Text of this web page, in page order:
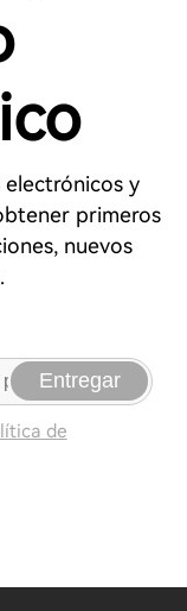
electrónicos y
primeros
nuevos
Entregar
de